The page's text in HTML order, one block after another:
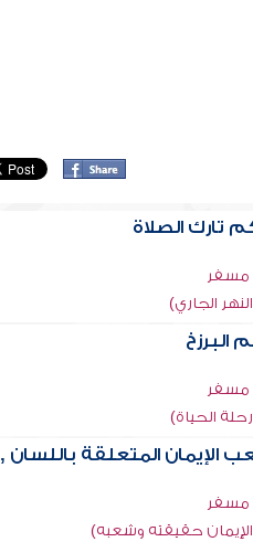
تارك الصلاة
مسفر
الجاري)
البرزخ
مسفر
الحياة)
الإيمان المتعلقة باللسان ,
مسفر
حقيقته وشعبه)